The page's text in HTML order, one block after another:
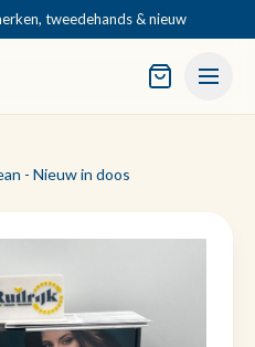
tweedehands & nieuw
- Nieuw in doos